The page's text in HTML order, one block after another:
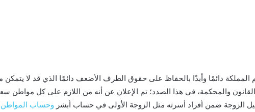
المملكة دائمًا وأبدًا بالحفاظ على حقوق الطرف الأضعف دائمًا الذي قد لا
والمحكمة، في هذا الصدد؛ تم الإعلان عن أنه من اللازم على كل مواطن
الزوجة ضمن أفراد أسرته مثل الزوجة الأولى في حساب أبشر وحساب المواطن